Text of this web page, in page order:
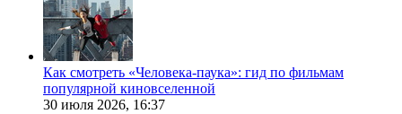
Как смотреть «Человека-паука»: гид по фильмам
популярной киновселенной
30 июля 2026, 16:37